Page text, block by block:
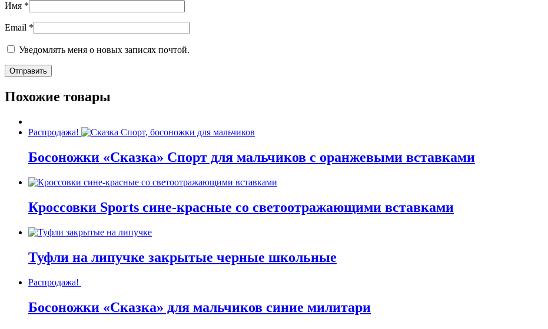
Имя *
Email *
Уведомлять меня о новых записях почтой.
Похожие товары
Распродажа!
Босоножки «Сказка» Спорт для мальчиков с оранжевыми вставками
Кроссовки Sports сине-красные со светоотражающими вставками
Туфли на липучке закрытые черные школьные
Распродажа!
Босоножки «Сказка» для мальчиков синие милитари